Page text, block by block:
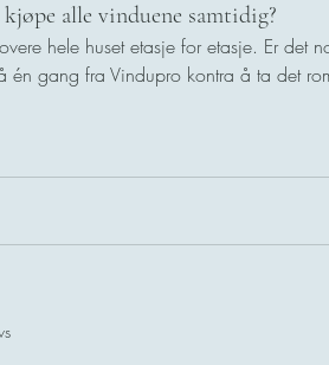
alle vinduene samtidig?
hele huset etasje for etasje. Er det
én gang fra Vindupro kontra å ta det